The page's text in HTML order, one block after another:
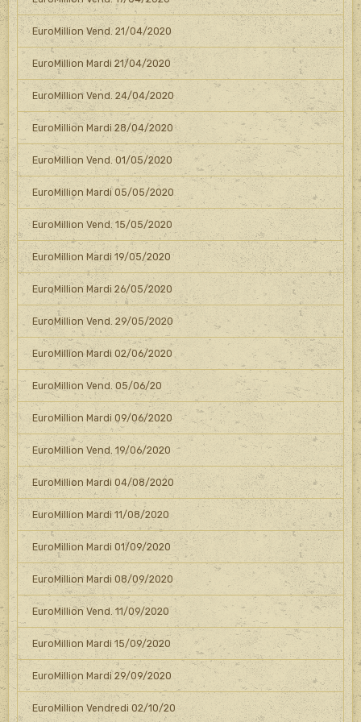
EuroMillion Vend. 21/04/2020
EuroMillion Mardi 21/04/2020
EuroMillion Vend. 24/04/2020
EuroMillion Mardi 28/04/2020
EuroMillion Vend. 01/05/2020
EuroMillion Mardi 05/05/2020
EuroMillion Vend. 15/05/2020
EuroMillion Mardi 19/05/2020
EuroMillion Mardi 26/05/2020
EuroMillion Vend. 29/05/2020
EuroMillion Mardi 02/06/2020
EuroMillion Vend. 05/06/20
EuroMillion Mardi 09/06/2020
EuroMillion Vend. 19/06/2020
EuroMillion Mardi 04/08/2020
EuroMillion Mardi 11/08/2020
EuroMillion Mardi 01/09/2020
EuroMillion Mardi 08/09/2020
EuroMillion Vend. 11/09/2020
EuroMillion Mardi 15/09/2020
EuroMillion Mardi 29/09/2020
EuroMillion Vendredi 02/10/20